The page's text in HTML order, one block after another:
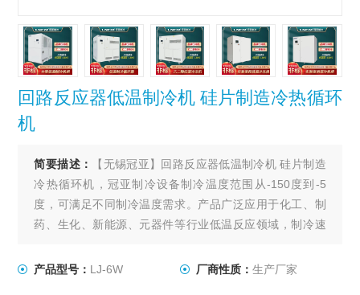
回路反应器低温制冷机 硅片制造冷热循环
机
简要描述：
【无锡冠亚】回路反应器低温制冷机 硅片制造
冷热循环机，冠亚制冷设备制冷温度范围从-150度到-5
度，可满足不同制冷温度需求。产品广泛应用于化工、制
药、生化、新能源、元器件等行业低温反应领域，制冷速
产品型号： LJ-6W 厂商性质： 生产厂家